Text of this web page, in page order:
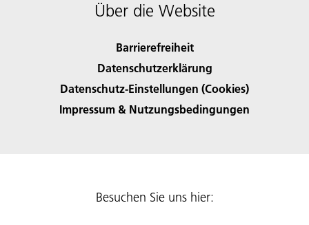
Über die Website
Barrierefreiheit
Datenschutzerklärung
Datenschutz-Einstellungen (Cookies)
Impressum & Nutzungsbedingungen
Besuchen Sie uns hier: